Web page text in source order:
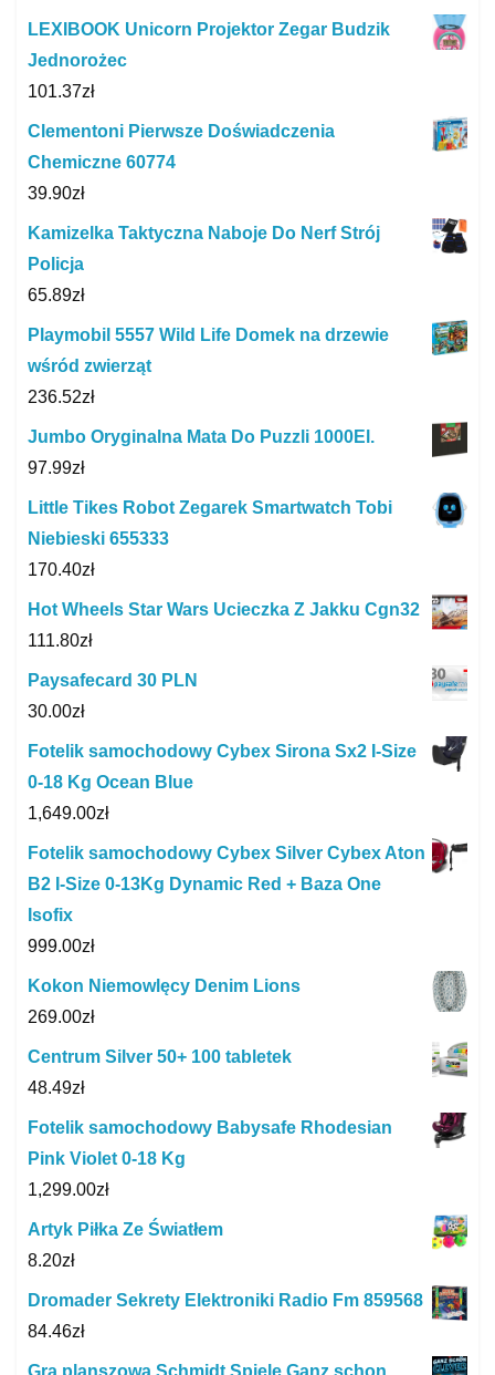
LEXIBOOK Unicorn Projektor Zegar Budzik
Jednorożec
101.37zł
Clementoni Pierwsze Doświadczenia
Chemiczne 60774
39.90zł
Kamizelka Taktyczna Naboje Do Nerf Strój
Policja
65.89zł
Playmobil 5557 Wild Life Domek na drzewie
wśród zwierząt
236.52zł
Jumbo Oryginalna Mata Do Puzzli 1000El.
97.99zł
Little Tikes Robot Zegarek Smartwatch Tobi
Niebieski 655333
170.40zł
Hot Wheels Star Wars Ucieczka Z Jakku Cgn32
111.80zł
Paysafecard 30 PLN
30.00zł
Fotelik samochodowy Cybex Sirona Sx2 I-Size
0-18 Kg Ocean Blue
1,649.00zł
Fotelik samochodowy Cybex Silver Cybex Aton
B2 I-Size 0-13Kg Dynamic Red + Baza One
Isofix
999.00zł
Kokon Niemowlęcy Denim Lions
269.00zł
Centrum Silver 50+ 100 tabletek
48.49zł
Fotelik samochodowy Babysafe Rhodesian
Pink Violet 0-18 Kg
1,299.00zł
Artyk Piłka Ze Światłem
8.20zł
Dromader Sekrety Elektroniki Radio Fm 859568
84.46zł
Gra planszowa Schmidt Spiele Ganz schon